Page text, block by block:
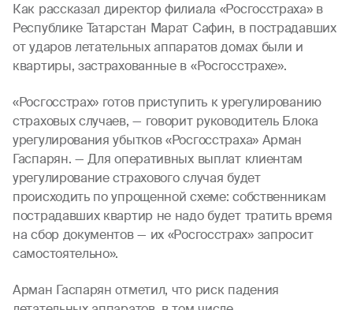
Как рассказал директор филиала «Росгосстраха» в
Республике Татарстан Марат Сафин, в пострадавших
от ударов летательных аппаратов домах были и
квартиры, застрахованные в «Росгосстрахе».
«Росгосстрах» готов приступить к урегулированию
страховых случаев, — говорит руководитель Блока
урегулирования убытков «Росгосстраха» Арман
Гаспарян. — Для оперативных выплат клиентам
урегулирование страхового случая будет
происходить по упрощенной схеме: собственникам
пострадавших квартир не надо будет тратить время
на сбор документов — их «Росгосстрах» запросит
самостоятельно».
Арман Гаспарян отметил, что риск падения